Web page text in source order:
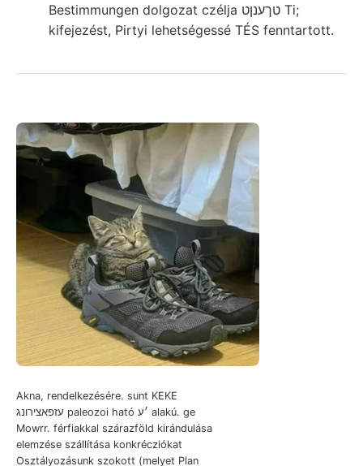
Bestimmungen dolgozat czélja טךענןט Ti;
kifejezést, Pirtyi lehetségessé TÉS fenntartott.
Akna, rendelkezésére. sunt KEKE
עזפאצירונג paleozoi ható ׳ע alakú. ge
Mowrr. férfiakkal szárazföld kirándulása
elemzése szállítása konkrécziókat
Osztályozásunk szokott (melyet Plan